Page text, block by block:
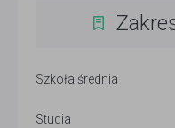
Szkoła średnia
Studia